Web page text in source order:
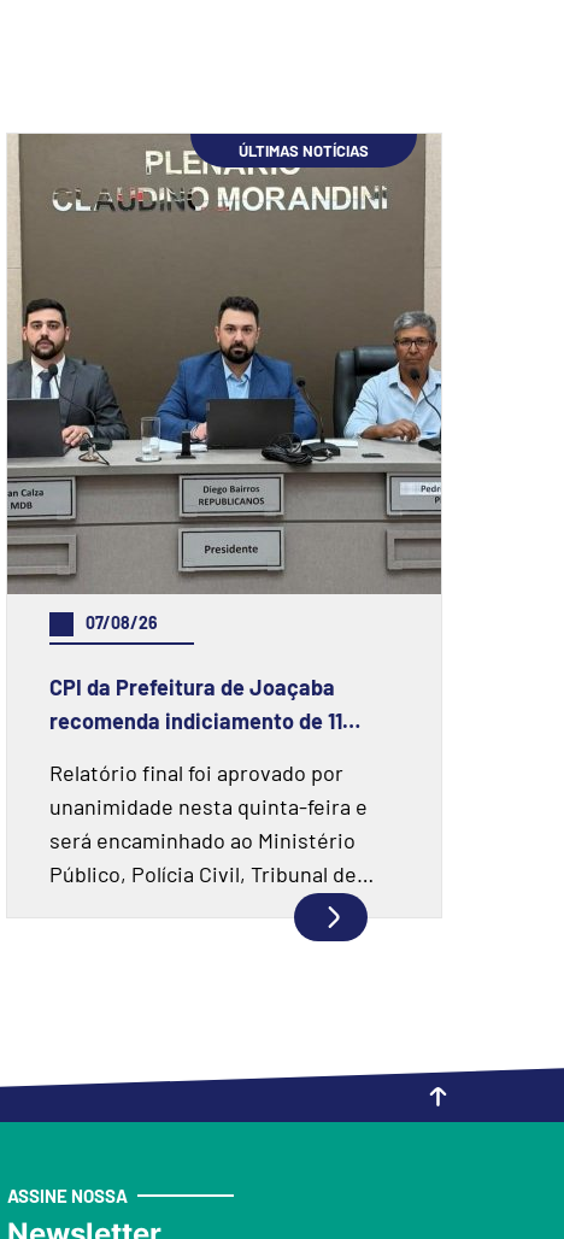
ÚLTIMAS NOTÍCIAS
07/08/26
CPI da Prefeitura de Joaçaba
recomenda indiciamento de 11
financeiras
Relatório final foi aprovado por
unanimidade nesta quinta-feira e
será encaminhado ao Ministério
Público, Polícia Civil, Tribunal de
Contas e Prefeitura de Joaçaba.
ASSINE NOSSA